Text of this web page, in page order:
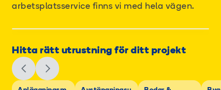
arbetsplatsservice finns vi med hela vägen.
Hitta rätt utrustning för ditt projekt